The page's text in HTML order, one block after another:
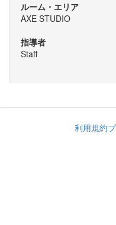
ルーム・エリア
AXE STUDIO
指導者
Staff
利用規約